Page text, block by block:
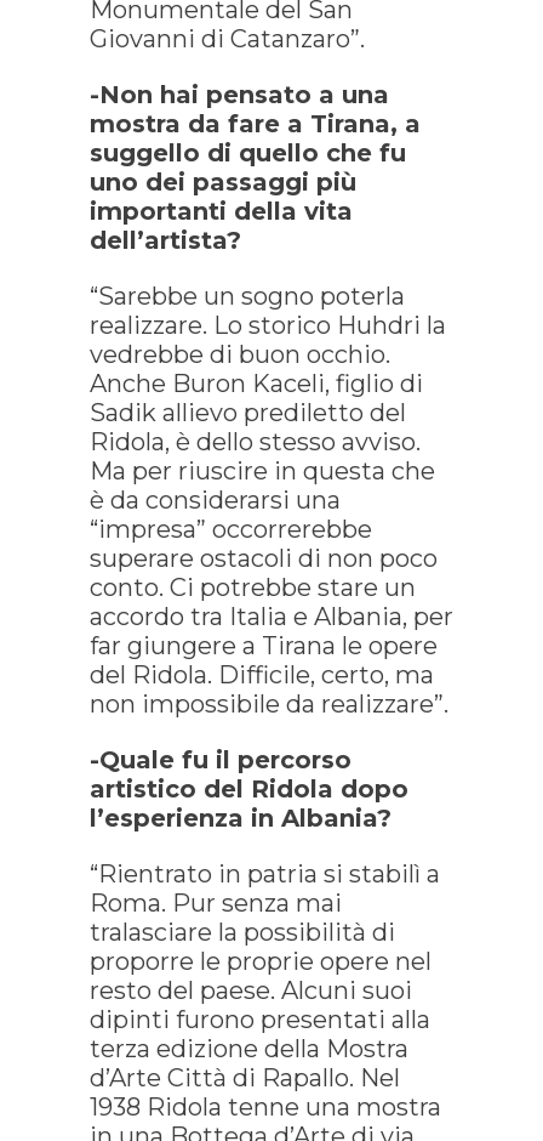
Monumentale del San
Giovanni di Catanzaro”.
-Non hai pensato a una
mostra da fare a Tirana, a
suggello di quello che fu
uno dei passaggi più
importanti della vita
dell’artista?
“Sarebbe un sogno poterla
realizzare. Lo storico Huhdri la
vedrebbe di buon occhio.
Anche Buron Kaceli, figlio di
Sadik allievo prediletto del
Ridola, è dello stesso avviso.
Ma per riuscire in questa che
è da considerarsi una
“impresa” occorrerebbe
superare ostacoli di non poco
conto. Ci potrebbe stare un
accordo tra Italia e Albania, per
far giungere a Tirana le opere
del Ridola. Difficile, certo, ma
non impossibile da realizzare”.
-Quale fu il percorso
artistico del Ridola dopo
l’esperienza in Albania?
“Rientrato in patria si stabilì a
Roma. Pur senza mai
tralasciare la possibilità di
proporre le proprie opere nel
resto del paese. Alcuni suoi
dipinti furono presentati alla
terza edizione della Mostra
d’Arte Città di Rapallo. Nel
1938 Ridola tenne una mostra